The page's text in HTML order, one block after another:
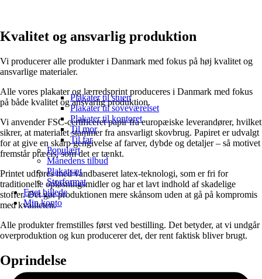
Plakater til stuen
Plakater til soveværelset
Plakater til kontoret
Til mor
Til far
Populært
Månedens tilbud
Plakatsæt
Storformat
Eget billede
Min konto
Kvalitet og ansvarlig produktion
Vi producerer alle produkter i Danmark med fokus på høj kvalitet og
ansvarlige materialer.
Alle vores plakater og lærredsprint produceres i Danmark med fokus
på både kvalitet og ansvarlig produktion.
Vi anvender FSC-certificeret papir fra europæiske leverandører, hvilket
sikrer, at materialet stammer fra ansvarligt skovbrug. Papiret er udvalgt
for at give en skarp gengivelse af farver, dybde og detaljer – så motivet
fremstår præcis, som det er tænkt.
Printet udføres med vandbaseret latex-teknologi, som er fri for
traditionelle opløsningsmidler og har et lavt indhold af skadelige
stoffer. Det gør produktionen mere skånsom uden at gå på kompromis
med kvaliteten.
Alle produkter fremstilles først ved bestilling. Det betyder, at vi undgår
overproduktion og kun producerer det, der rent faktisk bliver brugt.
Oprindelse